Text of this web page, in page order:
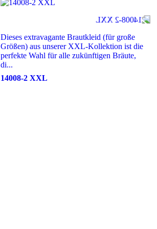
Dieses extravagante Brautkleid (für große
Größen) aus unserer XXL-Kollektion ist die
perfekte Wahl für alle zukünftigen Bräute,
di...
14008-2 XXL